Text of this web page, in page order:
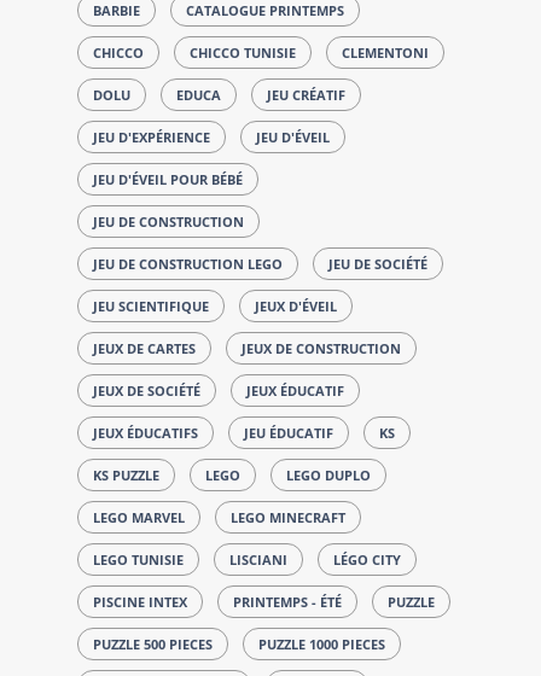
BARBIE CATALOGUE PRINTEMPS
CHICCO CHICCO TUNISIE CLEMENTONI
DOLU EDUCA JEU CRÉATIF
JEU D'EXPÉRIENCE JEU D'ÉVEIL
JEU D'ÉVEIL POUR BÉBÉ
JEU DE CONSTRUCTION
JEU DE CONSTRUCTION LEGO JEU DE SOCIÉTÉ
JEU SCIENTIFIQUE JEUX D'ÉVEIL
JEUX DE CARTES JEUX DE CONSTRUCTION
JEUX DE SOCIÉTÉ JEUX ÉDUCATIF
JEUX ÉDUCATIFS JEU ÉDUCATIF KS
KS PUZZLE LEGO LEGO DUPLO
LEGO MARVEL LEGO MINECRAFT
LEGO TUNISIE LISCIANI LÉGO CITY
PISCINE INTEX PRINTEMPS - ÉTÉ PUZZLE
PUZZLE 500 PIECES PUZZLE 1000 PIECES